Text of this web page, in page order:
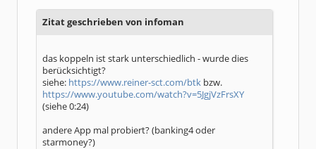
Zitat geschrieben von infoman
das koppeln ist stark unterschiedlich - wurde dies
berücksichtigt?
siehe: https://www.reiner-sct.com/btk bzw.
https://www.youtube.com/watch?v=5JgjVzFrsXY
(siehe 0:24)
andere App mal probiert? (banking4 oder
starmoney?)